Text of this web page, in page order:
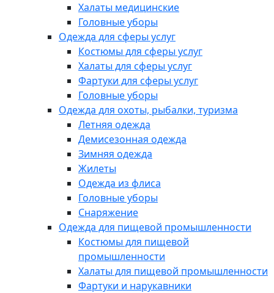
Халаты медицинские
Головные уборы
Одежда для сферы услуг
Костюмы для сферы услуг
Халаты для сферы услуг
Фартуки для сферы услуг
Головные уборы
Одежда для охоты, рыбалки, туризма
Летняя одежда
Демисезонная одежда
Зимняя одежда
Жилеты
Одежда из флиса
Головные уборы
Снаряжение
Одежда для пищевой промышленности
Костюмы для пищевой
промышленности
Халаты для пищевой промышленности
Фартуки и нарукавники